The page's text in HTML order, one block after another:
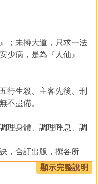
；未撏大道，只求一法
少病，是為『人仙』
行生殺、主客先後、刑
不盡備。
理身體、調理呼息、調
，合訂出版，撰各所
病。
顯示完整說明